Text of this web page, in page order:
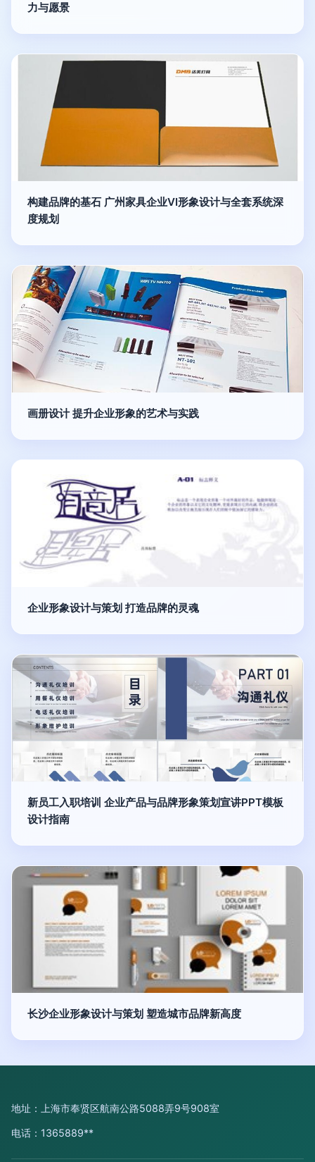
力与愿景
构建品牌的基石 广州家具企业VI形象设计与全套系统深
度规划
画册设计 提升企业形象的艺术与实践
企业形象设计与策划 打造品牌的灵魂
新员工入职培训 企业产品与品牌形象策划宣讲PPT模板
设计指南
长沙企业形象设计与策划 塑造城市品牌新高度
地址：上海市奉贤区航南公路5088弄9号908室
电话：1365889**